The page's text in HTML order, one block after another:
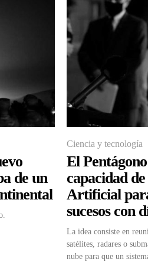
de un
Ciencia y tecnología
El
capacidad
Artificial
sucesos con
La idea consiste en
satélites, radares o
nube para que un